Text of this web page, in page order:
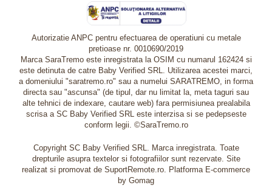
Autorizatie ANPC pentru efectuarea de operatiuni cu metale
pretioase nr. 0010690/2019
Marca SaraTremo este inregistrata la OSIM cu numarul 162424 si
este detinuta de catre Baby Verified SRL. Utilizarea acestei marci,
a domeniului "saratremo.ro" sau a numelui SARATREMO, in forma
directa sau "ascunsa" (de tipul, dar nu limitat la, meta taguri sau
alte tehnici de indexare, cautare web) fara permisiunea prealabila
scrisa a SC Baby Verified SRL este interzisa si se pedepseste
conform legii. ©SaraTremo.ro
Copyright SC Baby Verified SRL. Marca inregistrata. Toate
drepturile asupra textelor si fotografiilor sunt rezervate. Site
realizat si promovat de SuportRemote.ro. Platforma E-commerce
by Gomag